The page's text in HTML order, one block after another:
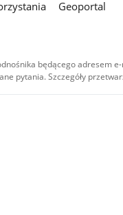
Geoportal
będącego adresem
pytania. Szczegóły